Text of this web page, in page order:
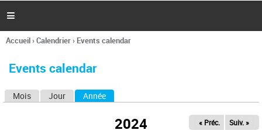
l
h
e

Vous
ici
Accueil›Calendrier› Events calendar
Events calendar
Mois Jour Année
2024 « Préc. Suiv. »